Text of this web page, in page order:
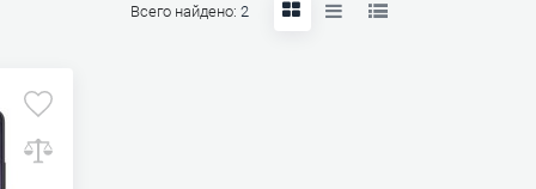
Всего найдено: 2